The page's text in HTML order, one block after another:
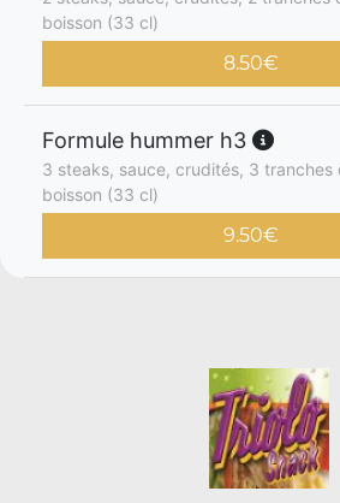
boisson (33 cl)
8.50€
Formule hummer h3
3 steaks, sauce, crudités, 3 tranches
boisson (33 cl)
9.50€